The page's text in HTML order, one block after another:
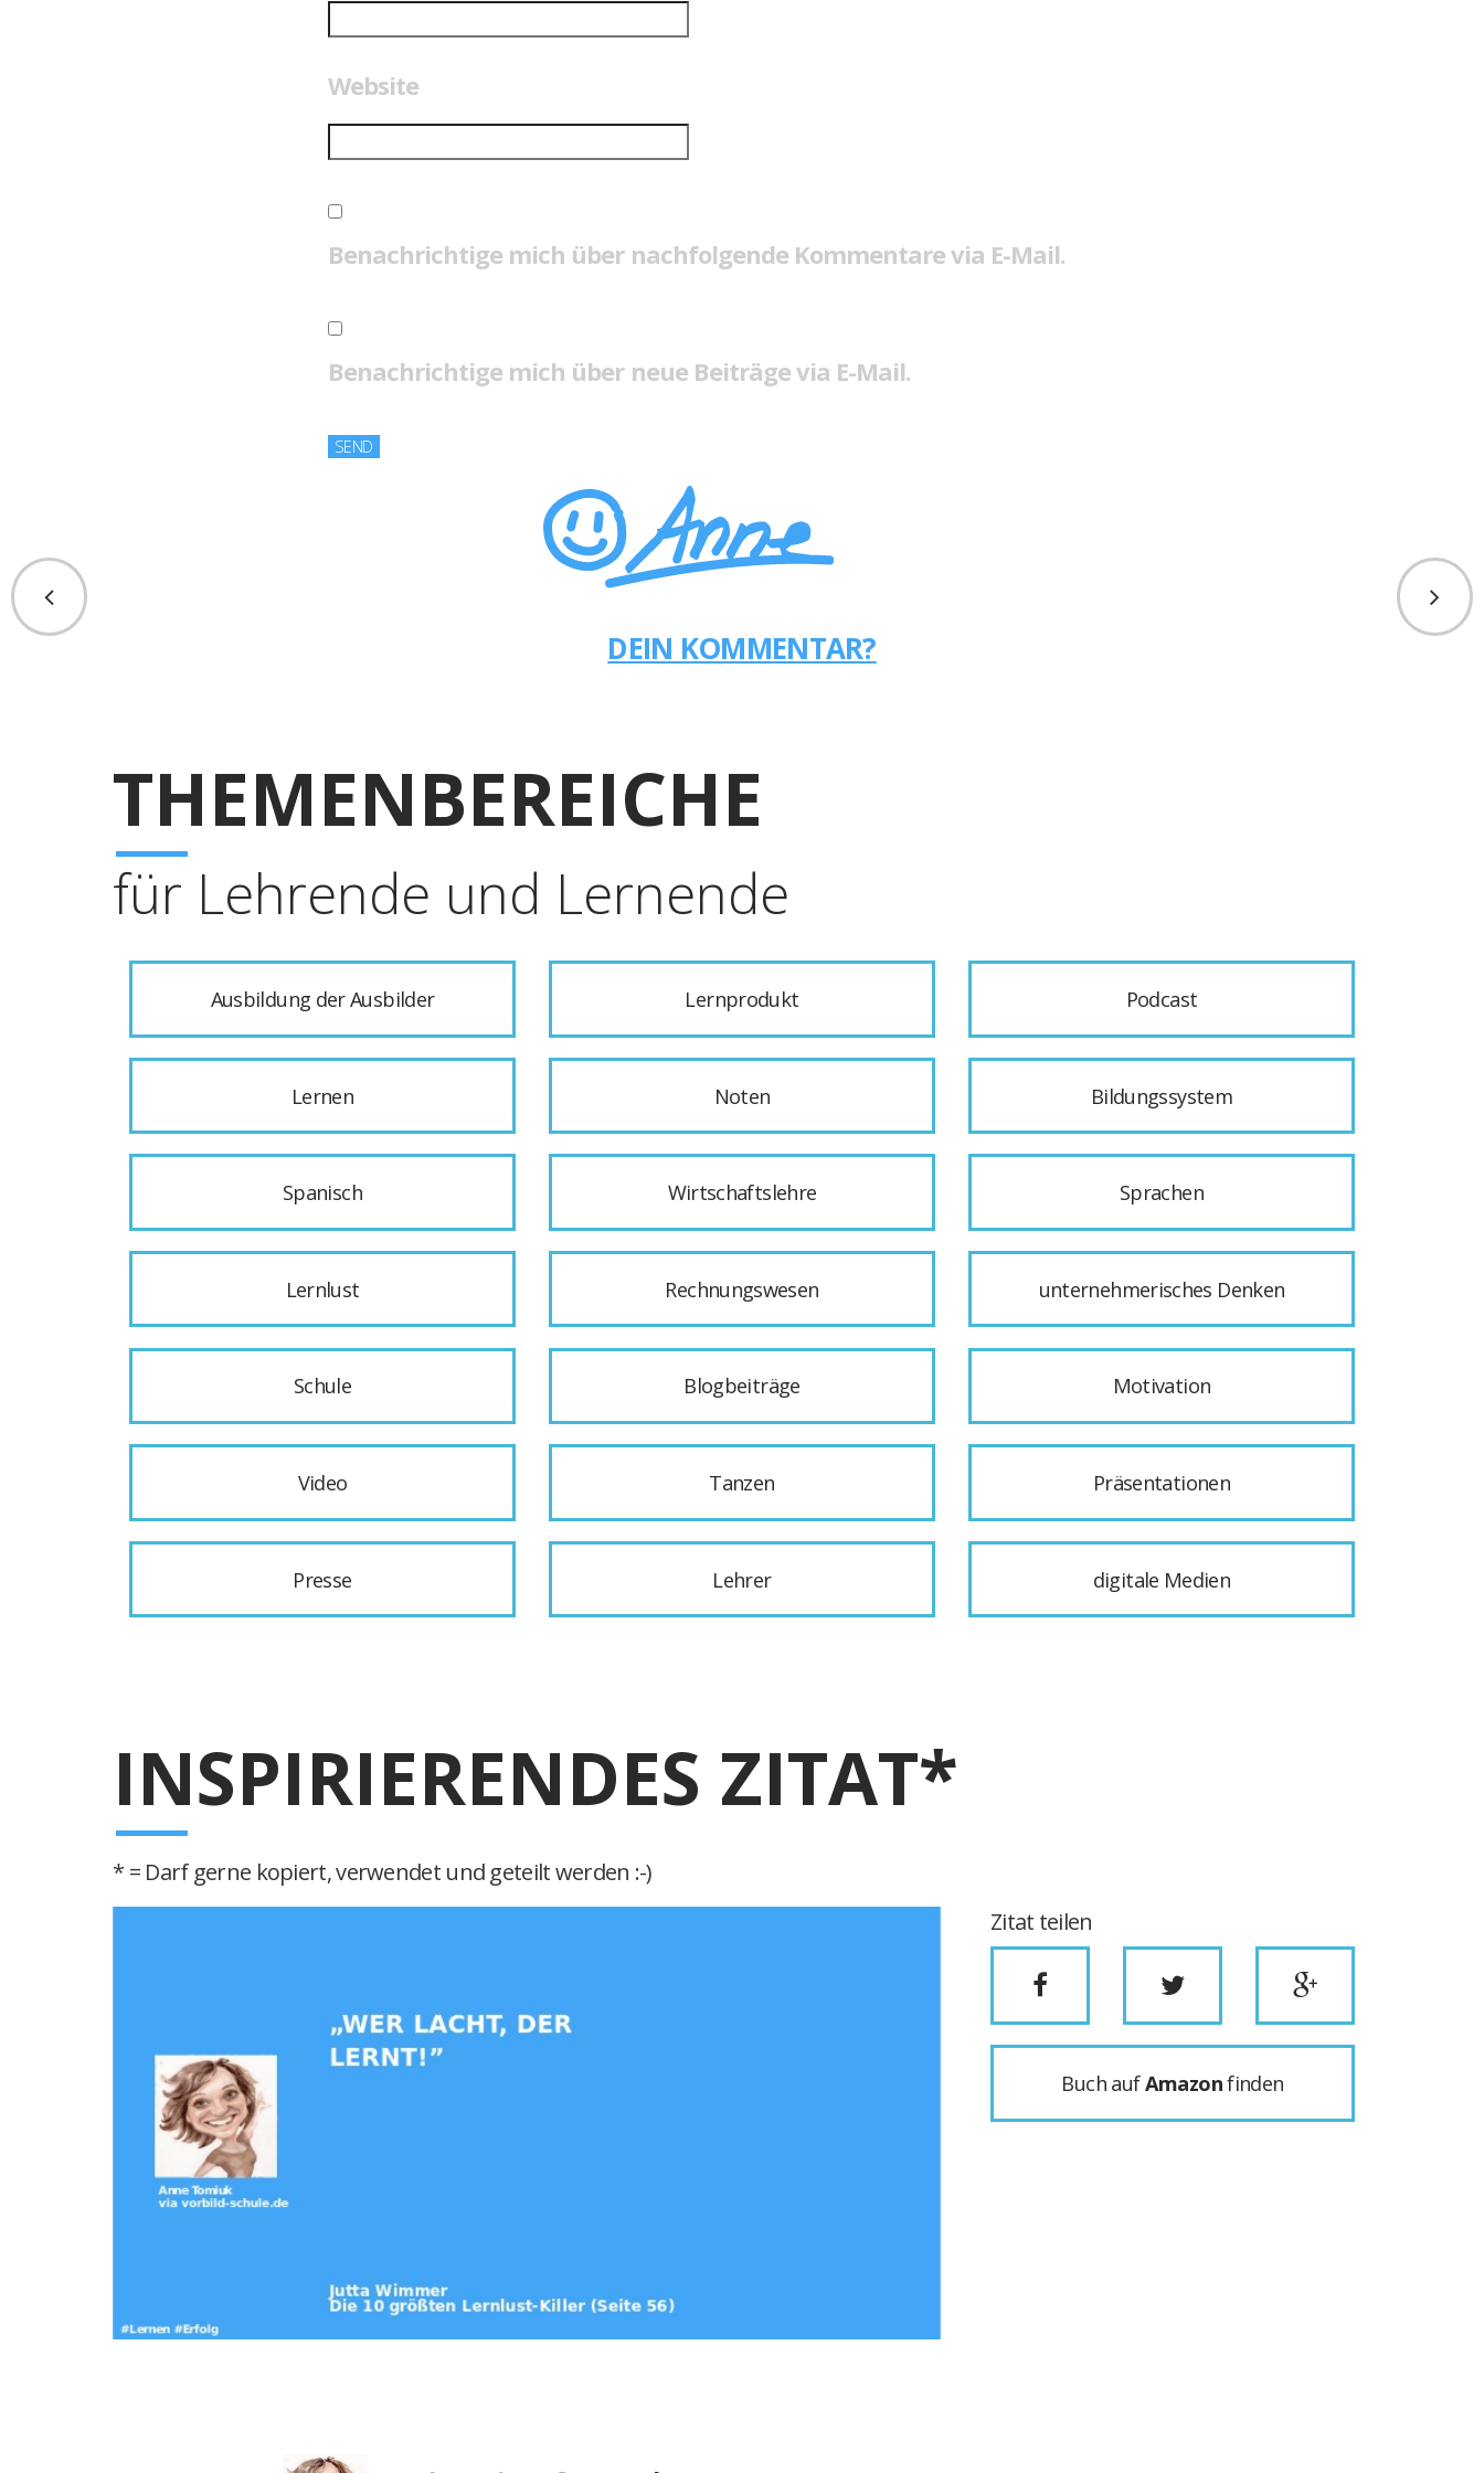
Website
Benachrichtige mich über nachfolgende Kommentare via E-Mail.
Benachrichtige mich über neue Beiträge via E-Mail.
DEIN KOMMENTAR?
THEMENBEREICHE
für Lehrende und Lernende
Ausbildung der Ausbilder Lernprodukt Podcast
Lernen Noten Bildungssystem
Spanisch Wirtschaftslehre Sprachen
Lernlust Rechnungswesen unternehmerisches Denken
Schule Blogbeiträge Motivation
Video Tanzen Präsentationen
Presse Lehrer digitale Medien
INSPIRIERENDES ZITAT*
* = Darf gerne kopiert, verwendet und geteilt werden :-)
Zitat teilen
Buch aufAmazonfinden